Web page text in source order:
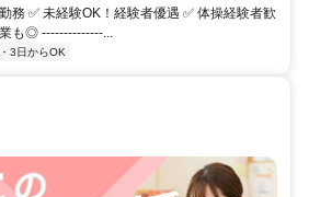
務 ✅ 未経験OK！経験者優遇 ✅ 体操経験者歓
も◎ --------------...
3日からOK